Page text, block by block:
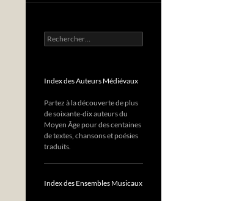
Rechercher :
Index des Auteurs Médiévaux
Partez à la découverte de plus
de soixante-dix auteurs du
Moyen Âge pour des centaines
de textes, chansons et poésies
traduits.
Index des Ensembles Musicaux